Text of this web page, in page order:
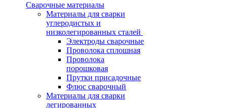
Сварочные материалы
Материалы для сварки
углеродистых и
низколегированных сталей
Электроды сварочные
Проволока сплошная
Проволока
порошковая
Прутки присадочные
Флюс сварочный
Материалы для сварки
легированных